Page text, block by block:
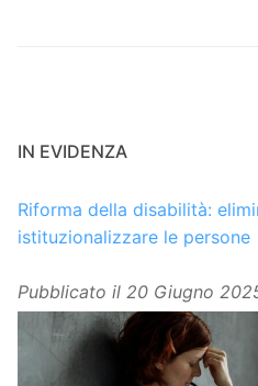
IN EVIDENZA
Riforma della disabilità:
istituzionalizzare le persone
Pubblicato il 20 Giugno